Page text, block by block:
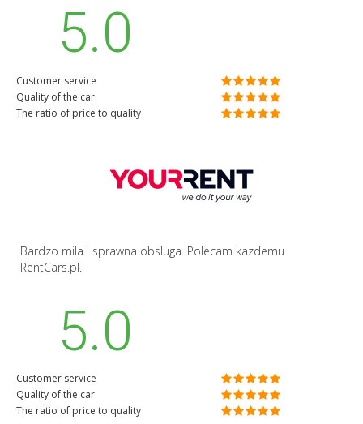
5.0
Customer service
Quality of the car
The ratio of price to quality
Bardzo mila I sprawna obsluga. Polecam kazdemu
RentCars.pl.
5.0
Customer service
Quality of the car
The ratio of price to quality